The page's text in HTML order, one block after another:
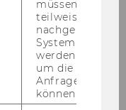
müssen
teilweise von
nachgelagerten
System
werden.
um die Antwort
Anfrage
können.